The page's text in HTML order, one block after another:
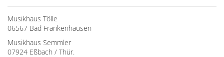
Musikhaus Tölle
06567 Bad Frankenhausen
Musikhaus Semmler
07924 Eßbach / Thür.